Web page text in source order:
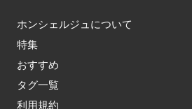
ホンシェルジュについて
特集
おすすめ
タグ一覧
利用規約